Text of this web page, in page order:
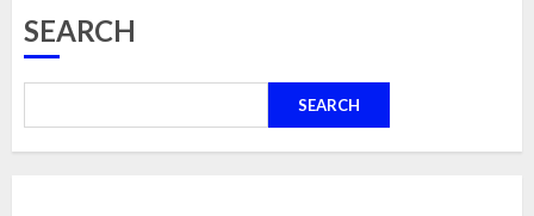
SEARCH
SEARCH